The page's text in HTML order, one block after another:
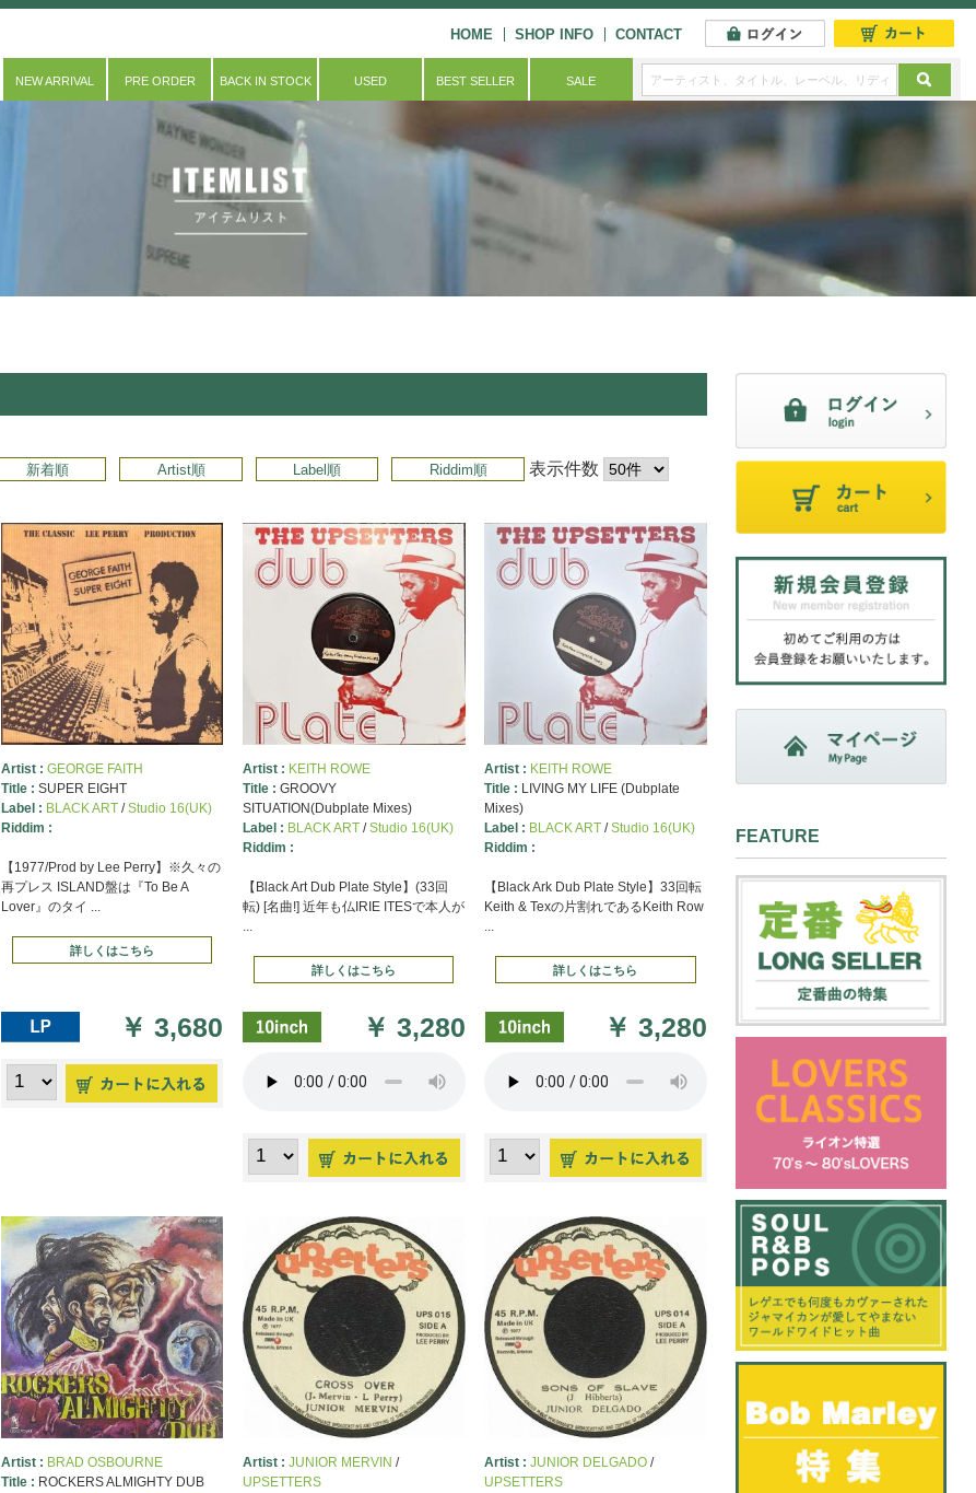
HOME SHOP INFO CONTACT
NEW ARRIVAL PRE ORDER BACK IN STOCK USED BEST SELLER SALE
新着順 Artist順 Label順 Riddim順 表示件数
Artist : GEORGE FAITH
Title : SUPER EIGHT
Label : BLACK ART/Studio 16(UK)
Riddim :
【1977/Prod by Lee Perry】※久々の
再プレス ISLAND盤は『To Be A
Lover』のタイ ...
詳しくはこちら
￥3,680
Artist : KEITH ROWE
Title : GROOVY
SITUATION(Dubplate Mixes)
Label : BLACK ART/Studio 16(UK)
Riddim :
【Black Art Dub Plate Style】(33回
転) [名曲!] 近年も仏IRIE ITESで本人が
...
詳しくはこちら
￥ 3,280
Artist : KEITH ROWE
Title : LIVING MY LIFE (Dubplate
Mixes)
Label : BLACK ART/Studio 16(UK)
Riddim :
【Black Ark Dub Plate Style】33回転
Keith & Texの片割れであるKeith Row
...
詳しくはこちら
￥ 3,280
Artist : BRAD OSBOURNE
Title : ROCKERS ALMIGHTY DUB
Artist : JUNIOR MERVIN /
UPSETTERS
Artist : JUNIOR DELGADO/
UPSETTERS
FEATURE